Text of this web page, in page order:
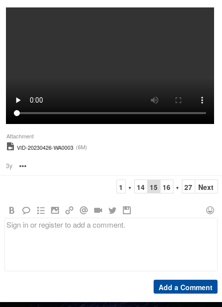
Attachment
VID-20230426-WA0003 (6M)
3y
1 ▼ 14 15 16 ▼ 27 Next
Add a Comment